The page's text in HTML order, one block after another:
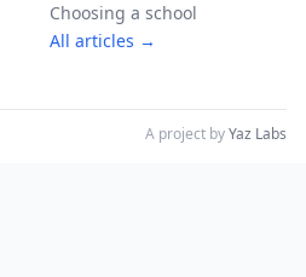
Choosing a school
All articles →
A project byYaz Labs